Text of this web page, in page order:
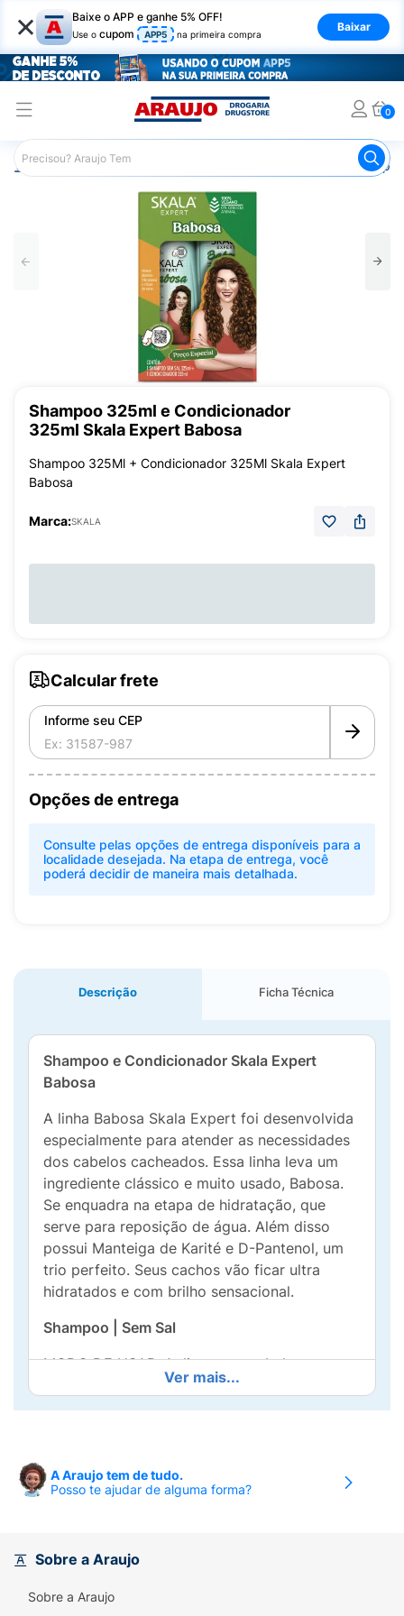
× Baixe o APP e ganhe 5% OFF!
Use o cupom APP5 na primeira compra
Baixar
0
Araujo Cabelo Cabelos de Todos os Tipos
Shampoo 325ml e Condicionador
325ml Skala Expert Babosa
Shampoo 325Ml + Condicionador 325Ml Skala Expert
Babosa
Marca:SKALA
Calcular frete
Informe seu CEP
Opções de entrega
Consulte pelas opções de entrega disponíveis para a
localidade desejada. Na etapa de entrega, você
poderá decidir de maneira mais detalhada.
Descrição Ficha Técnica
Shampoo e Condicionador Skala Expert
Babosa
A linha Babosa Skala Expert foi desenvolvida
especialmente para atender as necessidades
dos cabelos cacheados. Essa linha leva um
ingrediente clássico e muito usado, Babosa.
Se enquadra na etapa de hidratação, que
serve para reposição de água. Além disso
possui Manteiga de Karité e D-Pantenol, um
trio perfeito. Seus cachos vão ficar ultra
hidratados e com brilho sensacional.
Shampoo | Sem Sal
MODO DE USAR: Aplique nos cabelos
molhados e esfregue bem o couro cabeludo
com as pontas dos dedos massageie da raiz
Para um melhor resultado utilize a linha
completa Skala Expert Babosa.
Parabenos, Petrolato, Silicones e Óleo Mineral
MODO DE USAR: Após higienizar os fios com
o Shampoo Babosa, aplique o Condicionador
Ver mais...
A Araujo tem de tudo.
Posso te ajudar de alguma forma?
Sobre a Araujo
Sobre a Araujo